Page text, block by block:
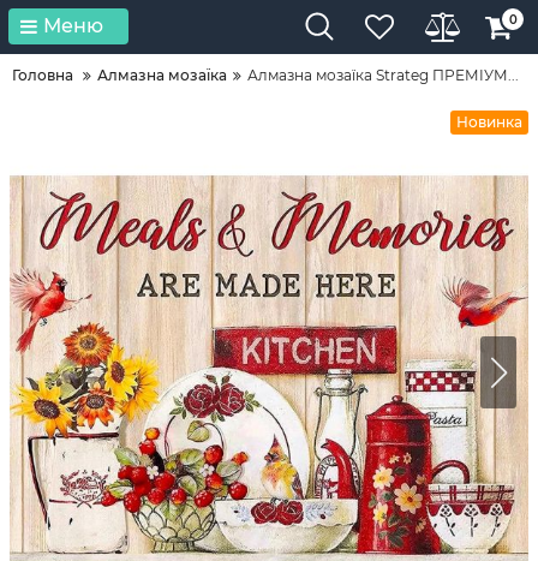
Меню 0
Головна Алмазна мозаїка Алмазна мозаїка Strateg ПРЕМІУМ...
Новинка